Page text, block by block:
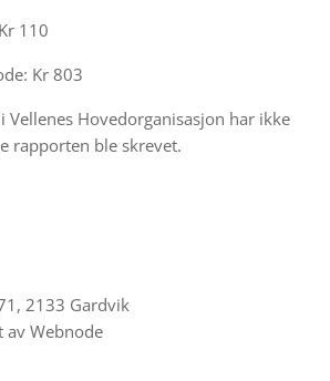
110
Kr 803
Vellenes Hovedorganisasjon har ikke
rapporten ble skrevet.
2133 Gardvik
av Webnode